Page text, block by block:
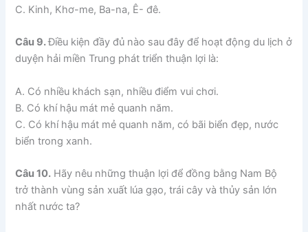
C. Kinh, Khơ-me, Ba-na, Ê- đê.
Câu 9.Điều kiện đầy đủ nào sau đây để hoạt động du lịch ở
duyện hải miền Trung phát triển thuận lợi là:
A. Có nhiều khách sạn, nhiều điểm vui chơi.
B. Có khí hậu mát mẻ quanh năm.
C. Có khí hậu mát mẻ quanh năm, có bãi biển đẹp, nước
biển trong xanh.
Câu 10. Hãy nêu những thuận lợi để đồng bằng Nam Bộ
trở thành vùng sản xuất lúa gạo, trái cây và thủy sản lớn
nhất nước ta?